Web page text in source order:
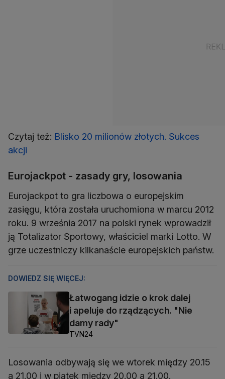
Czytaj też: Blisko 20 milionów złotych. Sukces
akcji
Eurojackpot - zasady gry, losowania
Eurojackpot to gra liczbowa o europejskim
zasięgu, która została uruchomiona w marcu 2012
roku. 9 września 2017 na polski rynek wprowadził
ją Totalizator Sportowy, właściciel marki Lotto. W
grze uczestniczy kilkanaście europejskich państw.
DOWIEDZ SIĘ WIĘCEJ:
Łatwogang idzie o krok dalej
i apeluje do rządzących. "Nie
damy rady"
TVN24
Losowania odbywają się we wtorek między 20.15
a 21.00 i w piątek między 20.00 a 21.00.